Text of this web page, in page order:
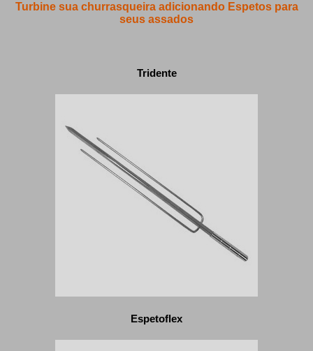
Turbine sua churrasqueira adicionando Espetos para
seus assados
Tridente
Espetoflex